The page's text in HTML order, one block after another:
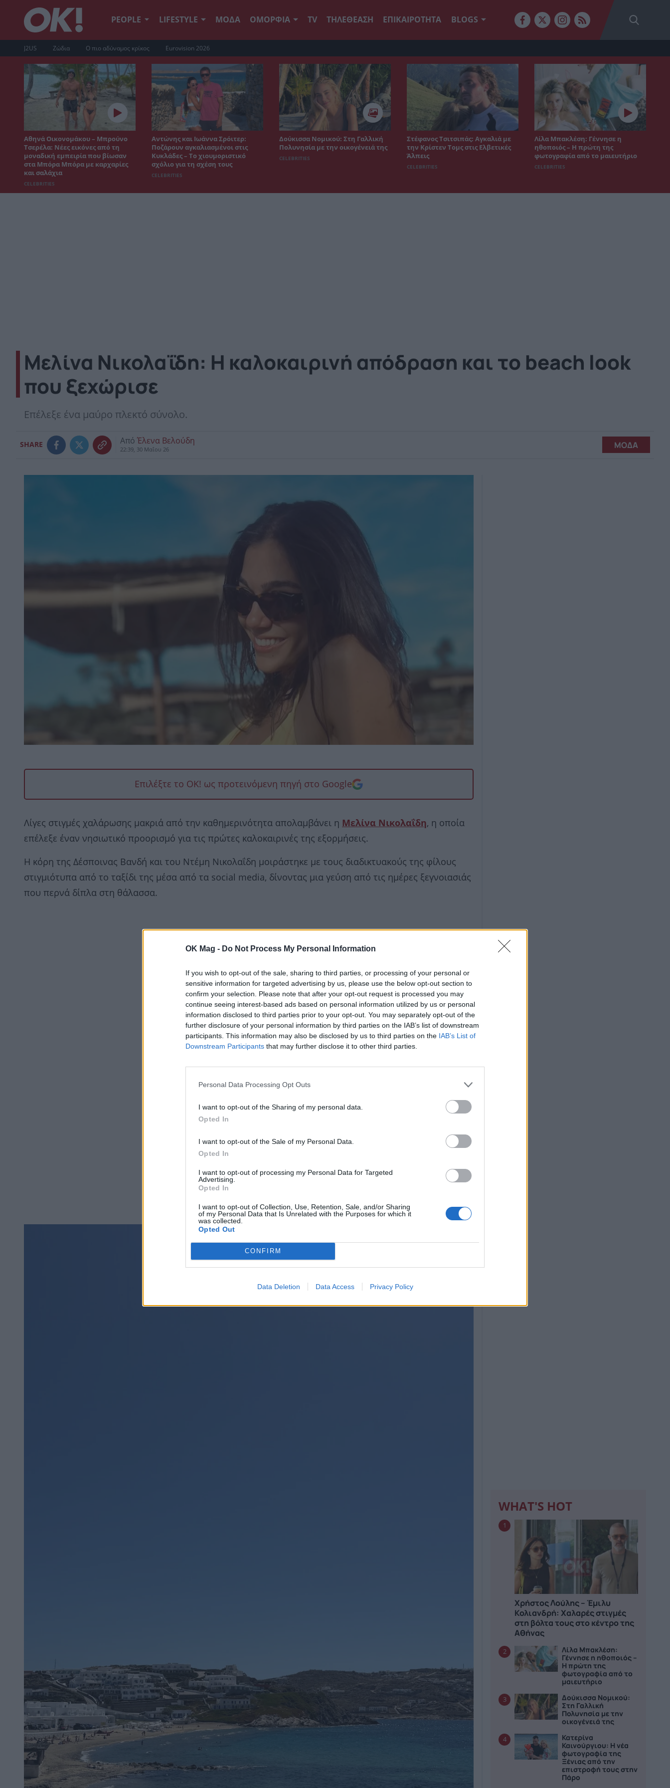
OK Mag - Do Not Process My Personal Information
If you wish to opt-out of the sale, sharing to third parties, or processing of your personal or
sensitive information for targeted advertising by us, please use the below opt-out section to
confirm your selection. Please note that after your opt-out request is processed you may
continue seeing interest-based ads based on personal information utilized by us or personal
information disclosed to third parties prior to your opt-out. You may separately opt-out of the
further disclosure of your personal information by third parties on the IAB’s list of downstream
participants. This information may also be disclosed by us to third parties on the IAB’s List of
Downstream Participants that may further disclose it to other third parties.
Personal Data Processing Opt Outs
I want to opt-out of the Sharing of my personal data.
Opted In
I want to opt-out of the Sale of my Personal Data.
Opted In
I want to opt-out of processing my Personal Data for Targeted
Advertising.
Opted In
I want to opt-out of Collection, Use, Retention, Sale, and/or Sharing
of my Personal Data that Is Unrelated with the Purposes for which it
was collected.
Opted Out
CONFIRM
Data Deletion Data Access Privacy Policy
PEOPLE LIFESTYLE ΜΟΔΑ ΟΜΟΡΦΙΑ TV ΤΗΛΕΘΕΑΣΗ ΕΠΙΚΑΙΡΟΤΗΤΑ BLOGS
J2US Ζώδια Ο πιο αδύναμος κρίκος Eurovision 2026
Αθηνά Οικονομάκου – Μπρούνο
Τσερέλα: Νέες εικόνες από τη
μοναδική εμπειρία που βίωσαν
στα Μπόρα Μπόρα με καρχαρίες
και σαλάχια
CELEBRITIES
Αντώνης και Ιωάννα Σρόιτερ:
Ποζάρουν αγκαλιασμένοι στις
Κυκλάδες – Το χιουμοριστικό
σχόλιο για τη σχέση τους
CELEBRITIES
Δούκισσα Νομικού: Στη Γαλλική
Πολυνησία με την οικογένειά της
CELEBRITIES
Στέφανος Τσιτσιπάς: Αγκαλιά με
την Κρίστεν Τομς στις Ελβετικές
Άλπεις
CELEBRITIES
Λίλα Μπακλέση: Γέννησε η
ηθοποιός – Η πρώτη της
φωτογραφία από το μαιευτήριο
CELEBRITIES
Μελίνα Νικολαΐδη: Η καλοκαιρινή απόδραση και το beach look
που ξεχώρισε
Επέλεξε ένα μαύρο πλεκτό σύνολο.
SHARE Από Έλενα Βελούδη
22:39, 30 Μαΐου 26 ΜΟΔΑ
Επιλέξτε το OK! ως προτεινόμενη πηγή στο Google
Λίγες στιγμές χαλάρωσης μακριά από την καθημερινότητα απολαμβάνει η Μελίνα Νικολαΐδη, η οποία
επέλεξε έναν νησιωτικό προορισμό για τις πρώτες καλοκαιρινές της εξορμήσεις.
Η κόρη της Δέσποινας Βανδή και του Ντέμη Νικολαΐδη μοιράστηκε με τους διαδικτυακούς της φίλους
στιγμιότυπα από το ταξίδι της μέσα από τα social media, δίνοντας μια γεύση από τις ημέρες ξεγνοιασιάς
που περνά δίπλα στη θάλασσα.
WHAT'S HOT
1
Χρήστος Λούλης – Έμιλυ
Κολιανδρή: Χαλαρές στιγμές
στη βόλτα τους στο κέντρο της
Αθήνας
2
Λίλα Μπακλέση:
Γέννησε η ηθοποιός –
Η πρώτη της
φωτογραφία από το
μαιευτήριο
3
Δούκισσα Νομικού:
Στη Γαλλική
Πολυνησία με την
οικογένειά της
4
Κατερίνα
Καινούργιου: Η νέα
φωτογραφία της
Ξένιας από την
επιστροφή τους στην
Πάρο